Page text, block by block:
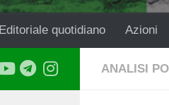
Editoriale quotidiano Azioni
ANALISI